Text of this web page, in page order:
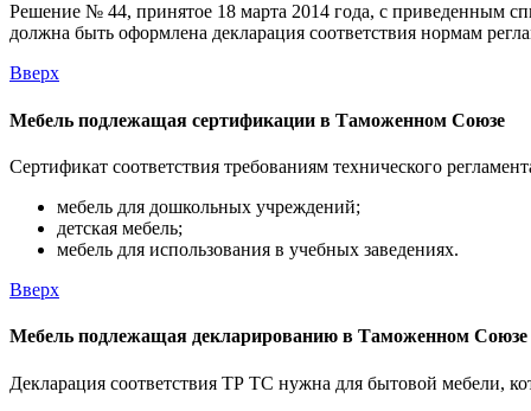
Решение № 44, принятое 18 марта 2014 года, с приведенным
должна быть оформлена декларация соответствия нормам
Вверх
Мебель подлежащая сертификации в Таможенном Союзе
Сертификат соответствия требованиям технического
мебель для дошкольных учреждений;
детская мебель;
мебель для использования в учебных заведениях.
Вверх
Мебель подлежащая декларированию в Таможенном Союзе
Декларация соответствия ТР ТС нужна для бытовой мебели,